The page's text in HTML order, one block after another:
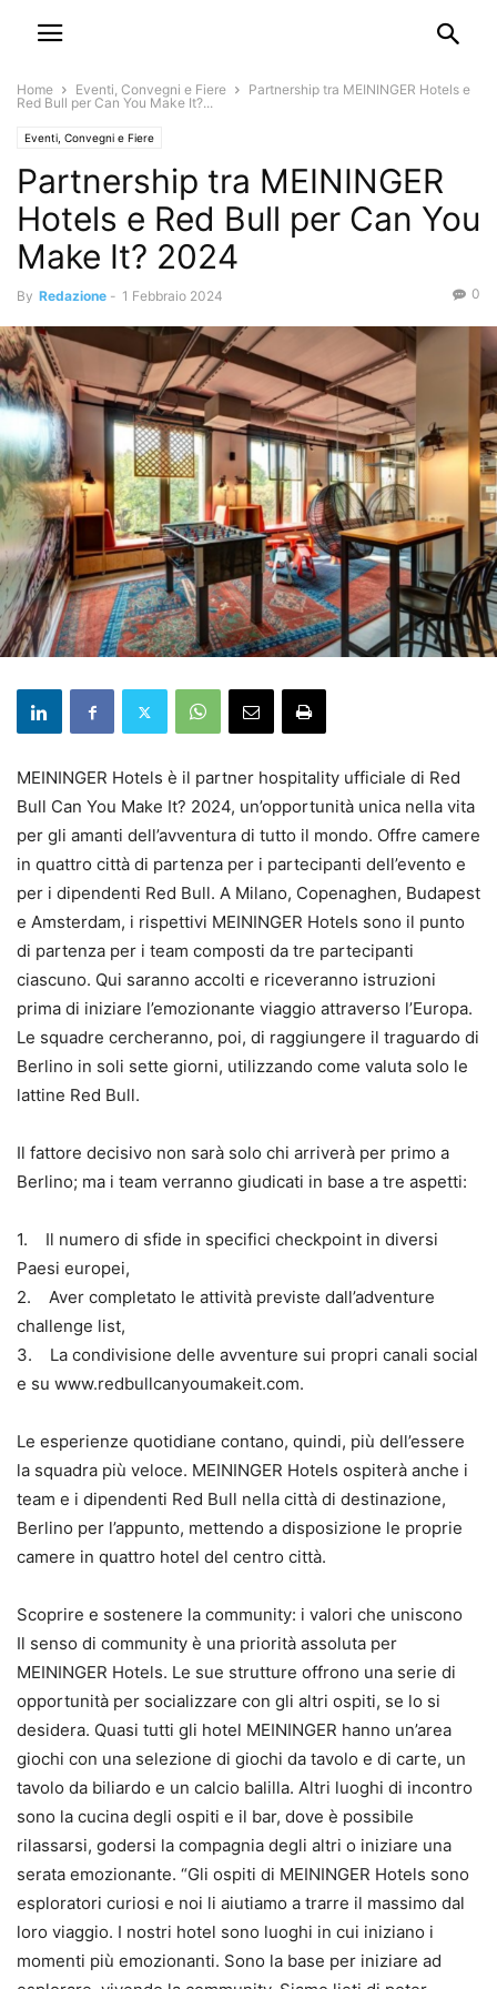
Home Eventi, Convegni e Fiere
Partnership tra MEININGER Hotels e
Red Bull per Can You Make It?...
Eventi, Convegni e Fiere
Partnership tra MEININGER
Hotels e Red Bull per Can You
Make It? 2024
By Redazione - 1 Febbraio 2024 0
MEININGER Hotels è il partner hospitality ufficiale di Red
Bull Can You Make It? 2024, un’opportunità unica nella vita
per gli amanti dell’avventura di tutto il mondo. Offre camere
in quattro città di partenza per i partecipanti dell’evento e
per i dipendenti Red Bull. A Milano, Copenaghen, Budapest
e Amsterdam, i rispettivi MEININGER Hotels sono il punto
di partenza per i team composti da tre partecipanti
ciascuno. Qui saranno accolti e riceveranno istruzioni
prima di iniziare l’emozionante viaggio attraverso l’Europa.
Le squadre cercheranno, poi, di raggiungere il traguardo di
Berlino in soli sette giorni, utilizzando come valuta solo le
lattine Red Bull.
Il fattore decisivo non sarà solo chi arriverà per primo a
Berlino; ma i team verranno giudicati in base a tre aspetti:
1. Il numero di sfide in specifici checkpoint in diversi
Paesi europei,
2. Aver completato le attività previste dall’adventure
challenge list,
3. La condivisione delle avventure sui propri canali social
e su www.redbullcanyoumakeit.com.
Le esperienze quotidiane contano, quindi, più dell’essere
la squadra più veloce. MEININGER Hotels ospiterà anche i
team e i dipendenti Red Bull nella città di destinazione,
Berlino per l’appunto, mettendo a disposizione le proprie
camere in quattro hotel del centro città.
Scoprire e sostenere la community: i valori che uniscono
Il senso di community è una priorità assoluta per
MEININGER Hotels. Le sue strutture offrono una serie di
opportunità per socializzare con gli altri ospiti, se lo si
desidera. Quasi tutti gli hotel MEININGER hanno un’area
giochi con una selezione di giochi da tavolo e di carte, un
tavolo da biliardo e un calcio balilla. Altri luoghi di incontro
sono la cucina degli ospiti e il bar, dove è possibile
rilassarsi, godersi la compagnia degli altri o iniziare una
serata emozionante. “Gli ospiti di MEININGER Hotels sono
esploratori curiosi e noi li aiutiamo a trarre il massimo dal
loro viaggio. I nostri hotel sono luoghi in cui iniziano i
momenti più emozionanti. Sono la base per iniziare ad